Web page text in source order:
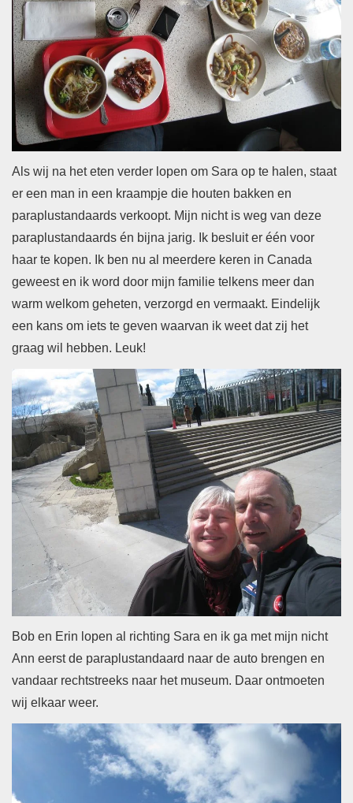
Als wij na het eten verder lopen om Sara op te halen, staat
er een man in een kraampje die houten bakken en
paraplustandaards verkoopt. Mijn nicht is weg van deze
paraplustandaards én bijna jarig. Ik besluit er één voor
haar te kopen. Ik ben nu al meerdere keren in Canada
geweest en ik word door mijn familie telkens meer dan
warm welkom geheten, verzorgd en vermaakt. Eindelijk
een kans om iets te geven waarvan ik weet dat zij het
graag wil hebben. Leuk!
Bob en Erin lopen al richting Sara en ik ga met mijn nicht
Ann eerst de paraplustandaard naar de auto brengen en
vandaar rechtstreeks naar het museum. Daar ontmoeten
wij elkaar weer.